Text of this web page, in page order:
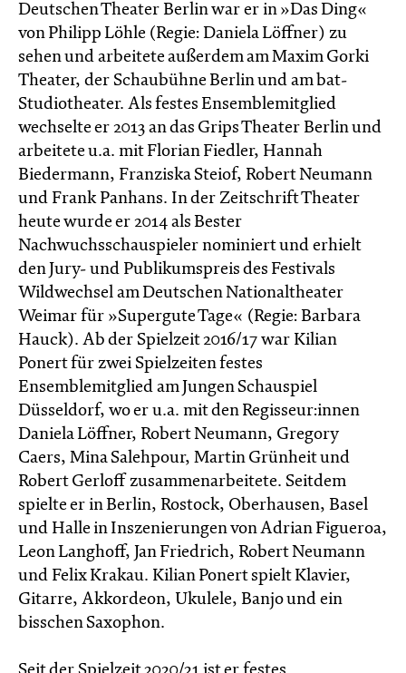
Deutschen Theater Berlin war er in »Das Ding«
von Philipp Löhle (Regie: Daniela Löffner) zu
sehen und arbeitete außerdem am Maxim Gorki
Theater, der Schaubühne Berlin und am bat-
Studiotheater. Als festes Ensemblemitglied
wechselte er 2013 an das Grips Theater Berlin und
arbeitete u.a. mit Florian Fiedler, Hannah
Biedermann, Franziska Steiof, Robert Neumann
und Frank Panhans. In der Zeitschrift Theater
heute wurde er 2014 als Bester
Nachwuchsschauspieler nominiert und erhielt
den Jury- und Publikumspreis des Festivals
Wildwechsel am Deutschen Nationaltheater
Weimar für »Supergute Tage« (Regie: Barbara
Hauck). Ab der Spielzeit 2016/17 war Kilian
Ponert für zwei Spielzeiten festes
Ensemblemitglied am Jungen Schauspiel
Düsseldorf, wo er u.a. mit den Regisseur:innen
Daniela Löffner, Robert Neumann, Gregory
Caers, Mina Salehpour, Martin Grünheit und
Robert Gerloff zusammenarbeitete. Seitdem
spielte er in Berlin, Rostock, Oberhausen, Basel
und Halle in Inszenierungen von Adrian Figueroa,
Leon Langhoff, Jan Friedrich, Robert Neumann
und Felix Krakau. Kilian Ponert spielt Klavier,
Gitarre, Akkordeon, Ukulele, Banjo und ein
bisschen Saxophon.